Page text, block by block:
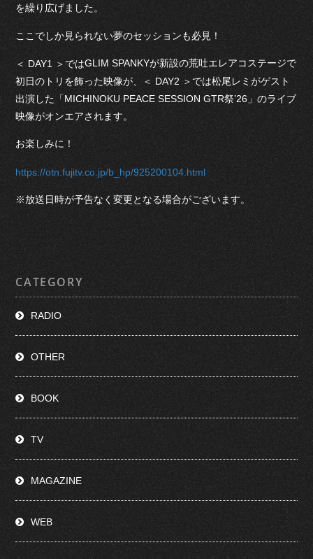
を繰り広げました。
ここでしか見られない夢のセッションも必見！
＜ DAY1 ＞ではGLIM SPANKYが新設の荒吐エレアコステージで
初日のトリを飾った映像が、＜ DAY2 ＞では松尾レミがゲスト
出演した「MICHINOKU PEACE SESSION GTR祭’26」のライブ
映像がオンエアされます。
お楽しみに！
https://otn.fujitv.co.jp/b_hp/925200104.html
※放送日時が予告なく変更となる場合がございます。
CATEGORY
RADIO
OTHER
BOOK
TV
MAGAZINE
WEB